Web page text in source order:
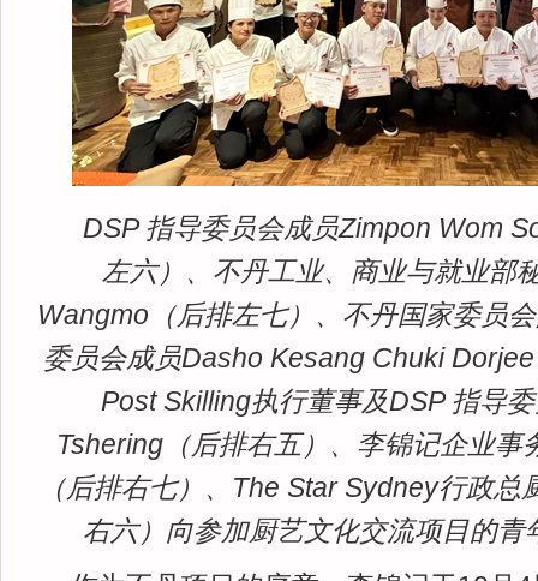
DSP 指导委员会成员Zimpon Wom
左六）、不丹工业、商业与就业部
Wangmo（后排左七）、不丹国家委员
委员会成员Dasho Kesang Chuki
Post Skilling执行董事及DSP 指导
Tshering（后排右五）、李锦记企业事
（后排右七）、The Star Sydney行政
右六）向参加厨艺文化交流项目的青